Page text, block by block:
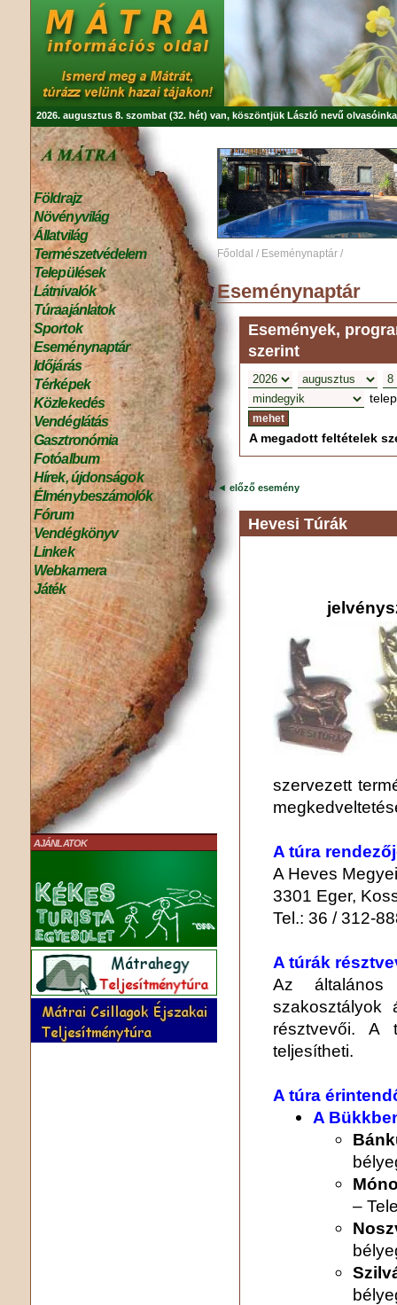
2026. augusztus 8. szombat (32. hét) van, köszöntjük László nevű
Földrajz
Növényvilág
Állatvilág
Természetvédelem
Települések
Látnivalók
Túraajánlatok
Sportok
Eseménynaptár
Időjárás
Térképek
Közlekedés
Vendéglátás
Gasztronómia
Fotóalbum
Hírek, újdonságok
Élménybeszámolók
Fórum
Vendégkönyv
Linkek
Webkamera
Játék
AJÁNLATOK
Főoldal / Eseménynaptár /
Eseménynaptár
Események,
szerint
A megadott feltételek
◄ előző esemény
Hevesi Túrák
szervezett
A túra
A Heves
3301 Eger,
Tel.: 36 / 312-
A túrák
Az általános
szakosztályok
résztvevői. A
teljesítheti.
A túra
A
–